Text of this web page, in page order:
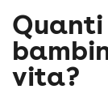
vita?